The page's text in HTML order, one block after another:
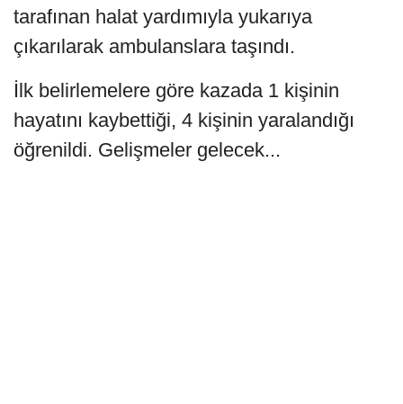
tarafınan halat yardımıyla yukarıya
çıkarılarak ambulanslara taşındı.
İlk belirlemelere göre kazada 1 kişinin
hayatını kaybettiği, 4 kişinin yaralandığı
öğrenildi. Gelişmeler gelecek...